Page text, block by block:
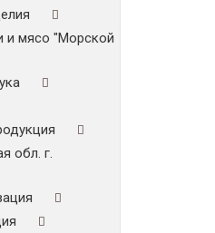
и мясо "Морской
обл. г.